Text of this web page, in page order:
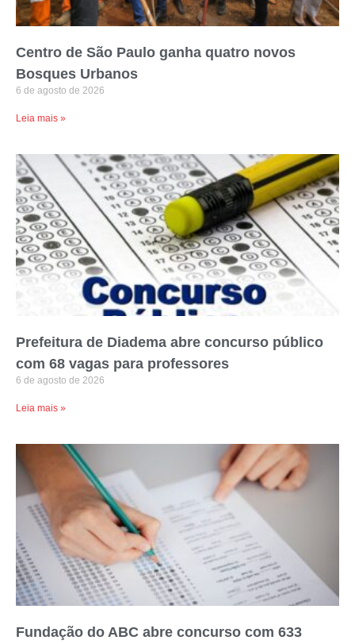
Centro de São Paulo ganha quatro novos
Bosques Urbanos
6 de agosto de 2026
Leia mais »
Prefeitura de Diadema abre concurso público
com 68 vagas para professores
6 de agosto de 2026
Leia mais »
Fundação do ABC abre concurso com 633